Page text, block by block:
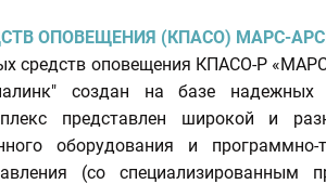
ОПОВЕЩЕНИЯ (КПАСО) МАРС-
средств оповещения КПАСО-Р
создан на базе надежных
представлен широкой и
оборудования и программно-
(со специализированным